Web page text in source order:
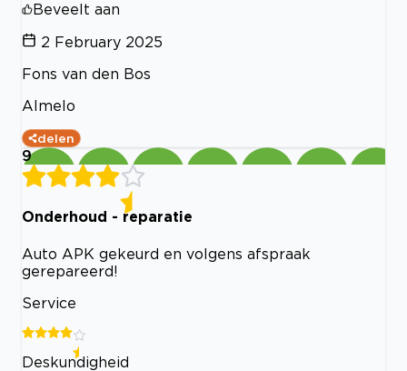
Beveelt aan
2 February 2025
Fons van den Bos
Almelo
delen
9
Onderhoud - reparatie
Auto APK gekeurd en volgens afspraak
gerepareerd!
Service
Deskundigheid